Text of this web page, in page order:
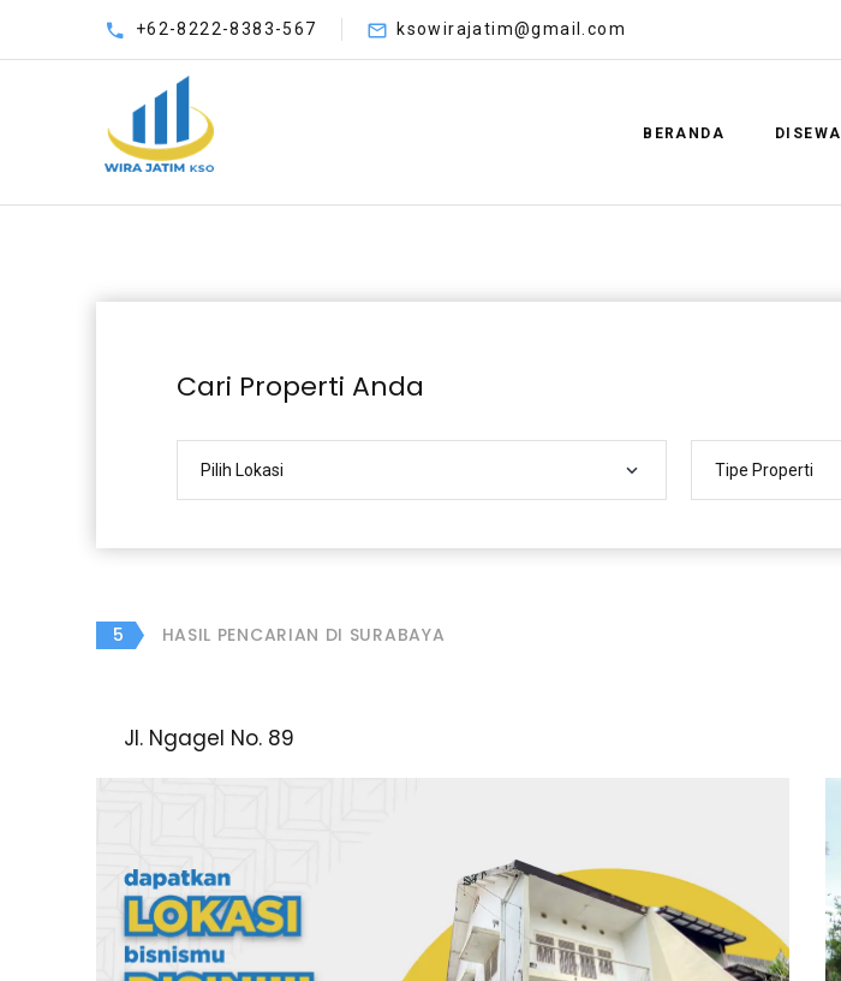
+62-8222-8383-567 ksowirajatim@gmail.com
BERANDA DISEWA
Cari Properti Anda
Pilih Lokasi Tipe Properti
5 HASIL PENCARIAN DI SURABAYA
Jl. Ngagel No. 89